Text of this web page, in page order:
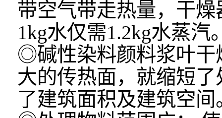
带空气带走热量，干
1kg水仅需1.2kg水蒸汽
◎碱性染料颜料浆叶干
大的传热面，就缩短
了建筑面积及建筑空间